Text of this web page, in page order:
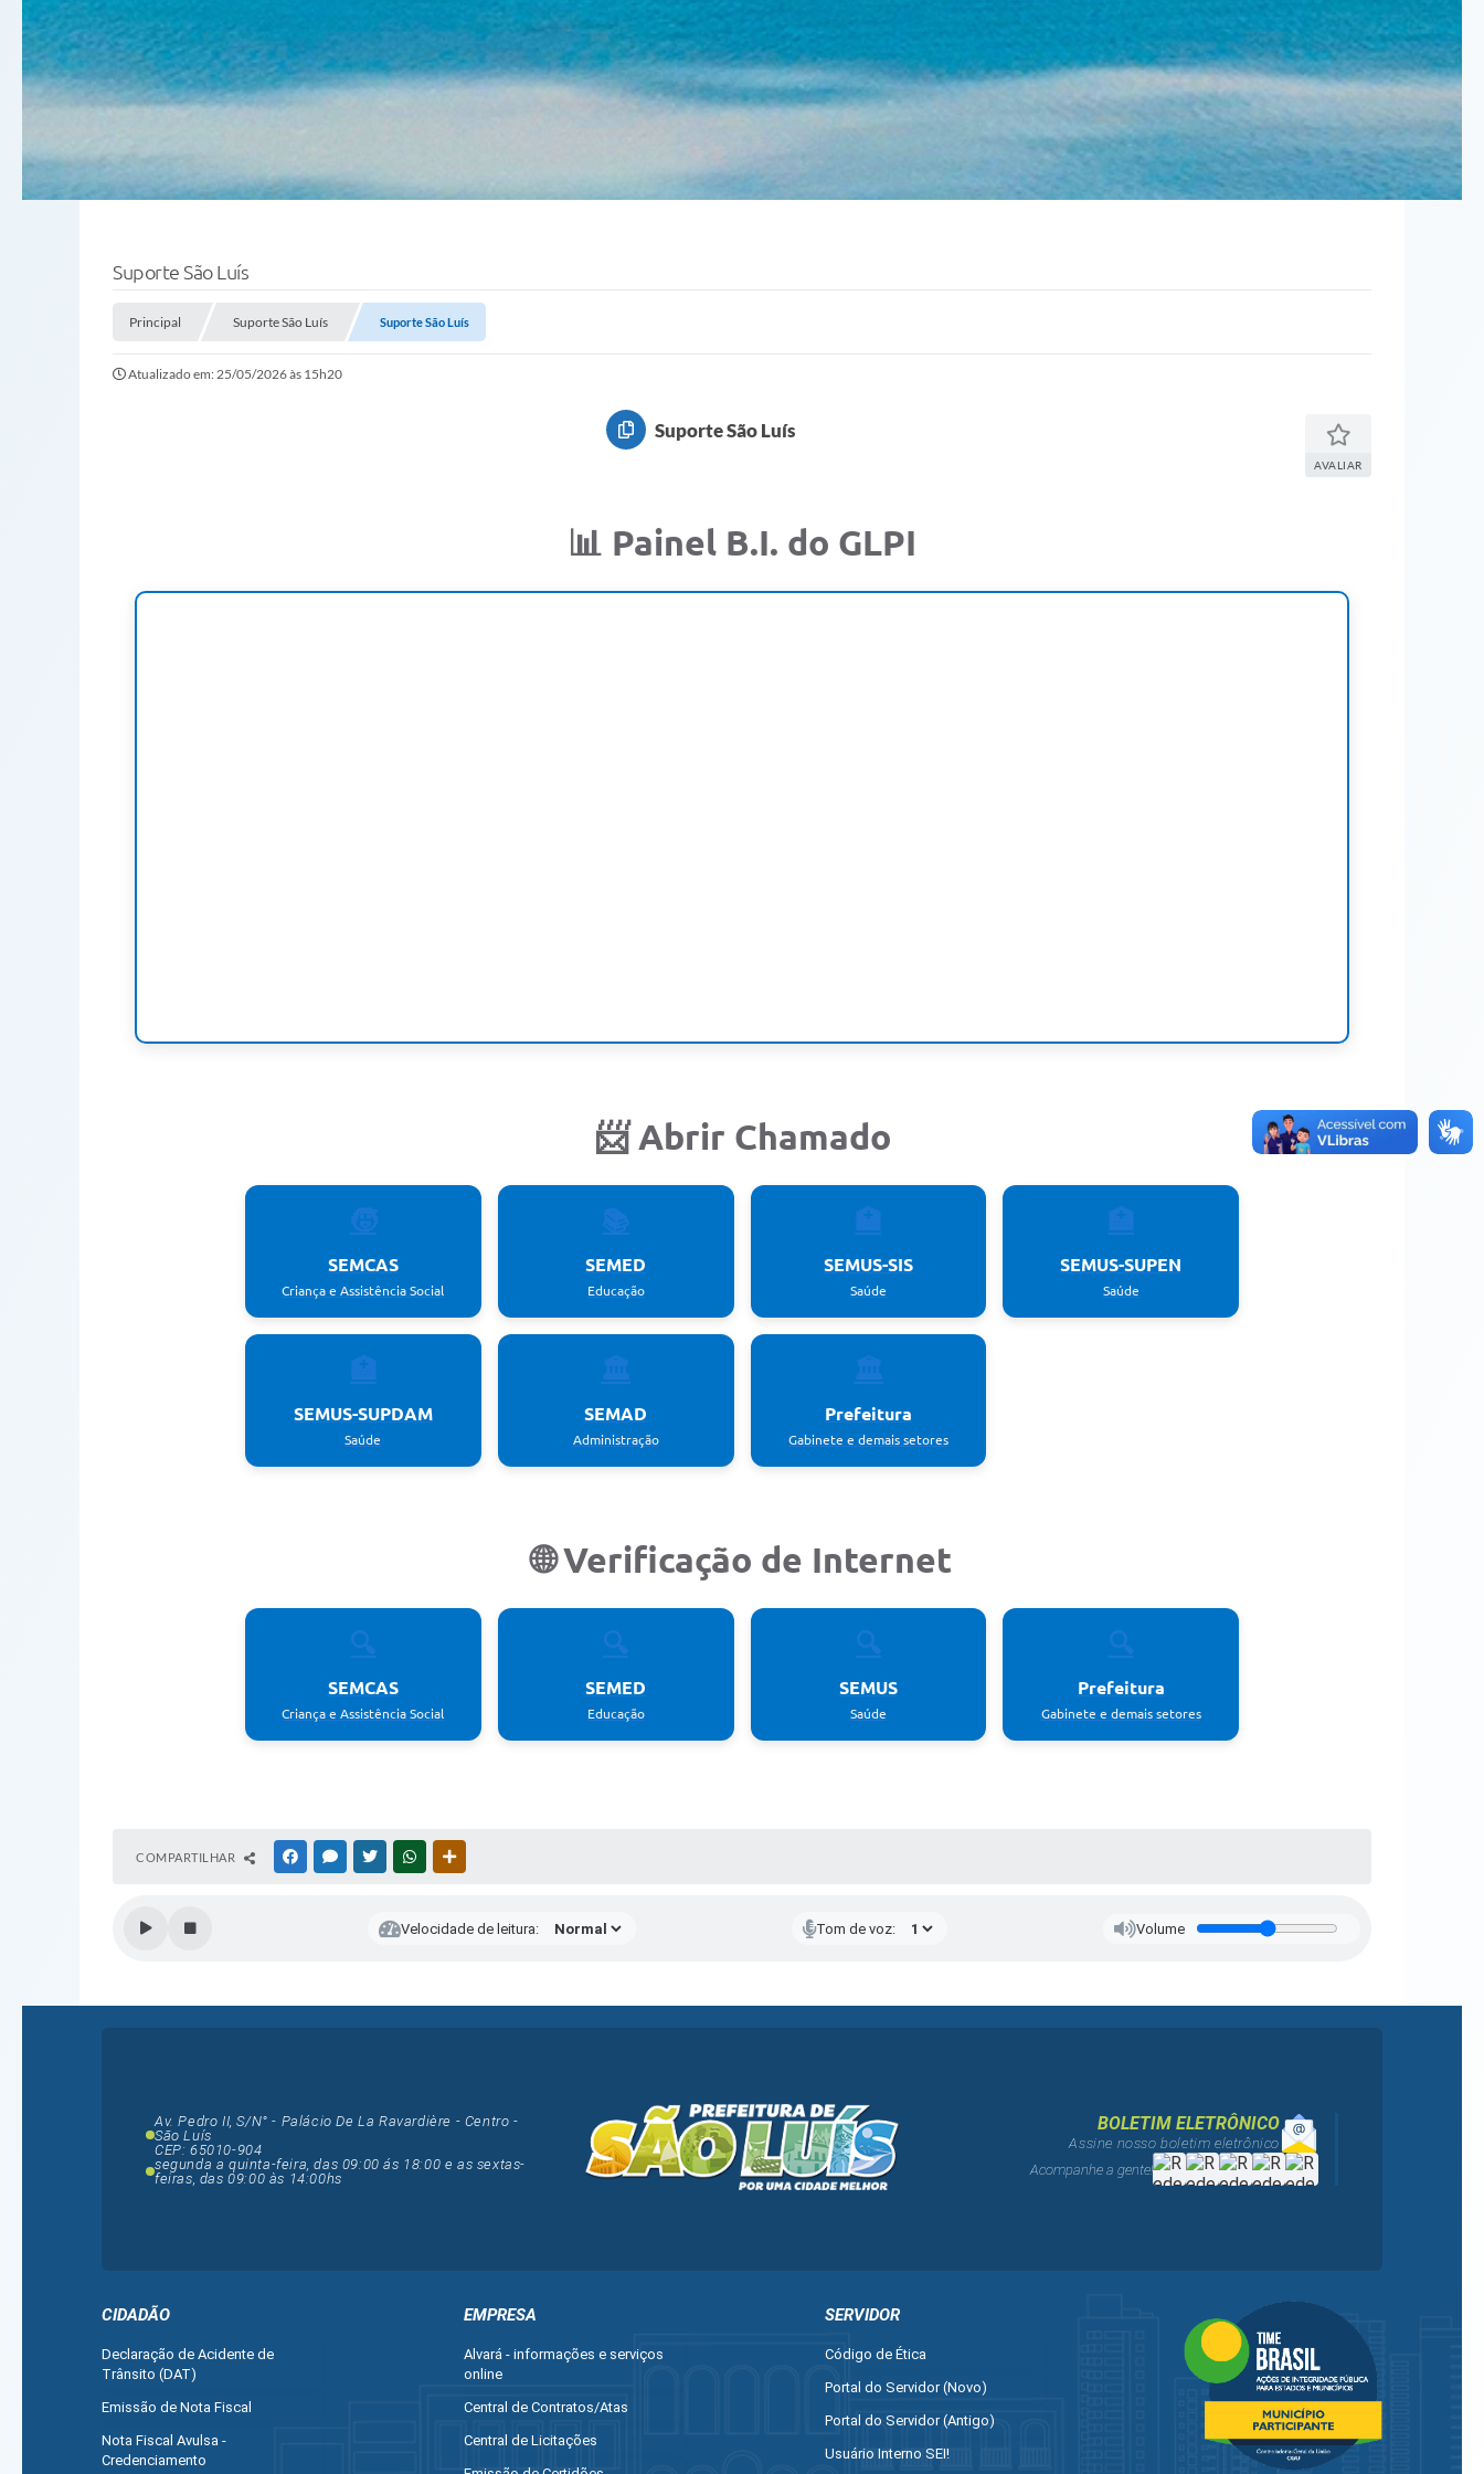
Suporte São Luís
Principal Suporte São Luís Suporte São Luís
Atualizado em: 25/05/2026 às 15h20
Suporte São Luís
AVALIAR
📊 Painel B.I. do GLPI
📨 Abrir Chamado
🧒
SEMCAS
Criança e Assistência Social
📚
SEMED
Educação
🏥
SEMUS-SIS
Saúde
🏥
SEMUS-SUPEN
Saúde
🏥
SEMUS-SUPDAM
Saúde
🏛️
SEMAD
Administração
🏛️
Prefeitura
Gabinete e demais setores
🌐 Verificação de Internet
🔍
SEMCAS
Criança e Assistência Social
🔍
SEMED
Educação
🔍
SEMUS
Saúde
🔍
Prefeitura
Gabinete e demais setores
COMPARTILHAR FACEBOOKMESSENGER
TWITTERWHATSAPP
Velocidade de leitura: Tom de voz: Volume
CIDADÃO
Declaração de Acidente de
Trânsito (DAT)
Emissão de Nota Fiscal
Nota Fiscal Avulsa -
Credenciamento
EMPRESA
Alvará - informações e serviços
online
Central de Contratos/Atas
Central de Licitações
SERVIDOR
Código de Ética
Portal do Servidor (Novo)
Portal do Servidor (Antigo)
Usuário Interno SEI!
Av. Pedro II, S/N° - Palácio De La Ravardière - Centro -
São Luís
CEP: 65010-904
segunda a quinta-feira, das 09:00 ás 18:00 e as sextas-
feiras, das 09:00 às 14:00hs
BOLETIM ELETRÔNICO
Assine nosso boletim eletrônico
Acompanhe a gente!